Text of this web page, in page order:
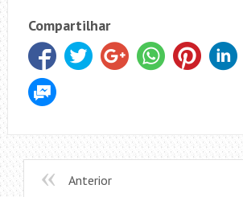
Compartilhar
Anterior